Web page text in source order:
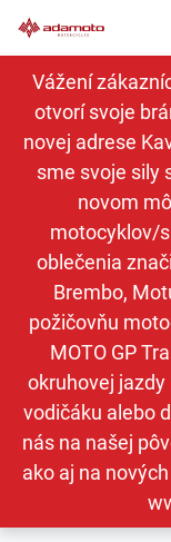
na
obsah
Vážení
otvorí svoje
novej adrese
sme svoje sily
novom
motocyklov/
oblečenia
Brembo,
požičovňu
MOTO GP
okruhovej
vodičáku alebo
nás na našej
ako aj na